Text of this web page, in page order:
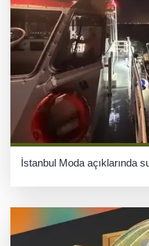
İstanbul Moda açıklarında